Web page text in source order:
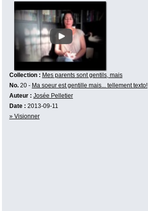
Collection : Mes parents sont gentils, mais
No.20 - Ma soeur est gentille mais... tellement texto!
Auteur : Josée Pelletier
Date : 2013-09-11
» Visionner